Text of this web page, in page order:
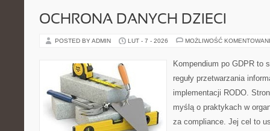
OCHRONA DANYCH DZIECI
POSTED BY ADMIN LUT - 7 - 2026 MOŻLIWOŚĆ
Kompendium po GDPR to
reguły przetwarzania
implementacji RODO.
myślą o praktykach w
za compliance. Jej cel to